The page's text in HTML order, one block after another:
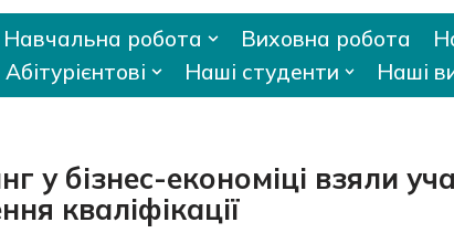
Навчальна робота Виховна робота
Абітурієнтові
Наші студенти Наші
у бізнес-економіці взяли
кваліфікації